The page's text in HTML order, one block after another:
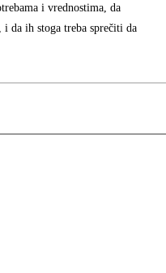
i vrednostima, da
da ih stoga treba sprečiti da